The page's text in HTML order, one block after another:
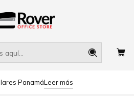
PanamáLeer más